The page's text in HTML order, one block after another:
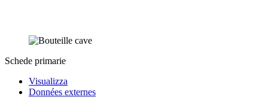
Schede primarie
Visualizza
Données externes